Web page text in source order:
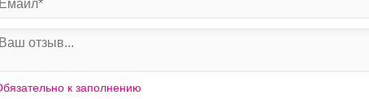
к заполнению